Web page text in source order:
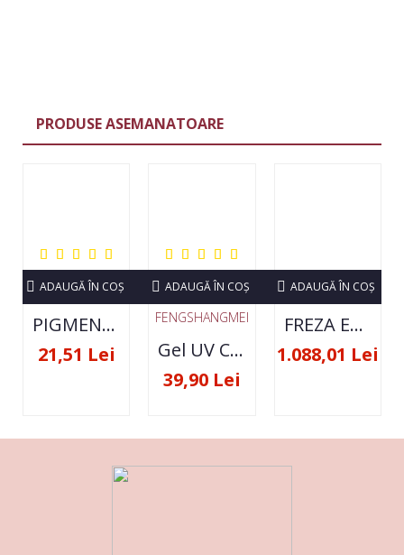
PRODUSE ASEMANATOARE
PIGMENT NEON SET 12 CULORI
21,51 Lei
ADAUGĂ ÎN COŞ
FENGSHANGMEI
Gel UV Constructie FSM 50ML - 07
39,90 Lei
ADAUGĂ ÎN COŞ
FREZA ELECTRICA STRONG 210 35000 RPM- ORIGINALA
1.088,01 Lei
ADAUGĂ ÎN COŞ